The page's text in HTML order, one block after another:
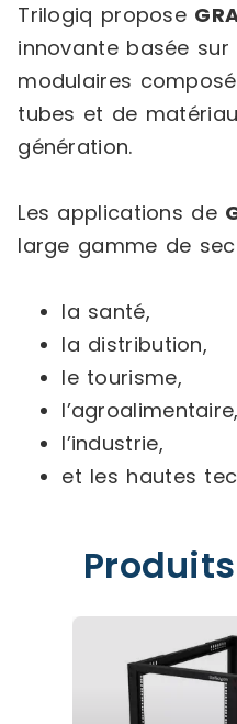
Trilogiq propose
innovante basée
modulaires
tubes et de
génération.
Les applications de
large gamme de
la santé,
la distribution,
le tourisme,
l’agroalimentaire,
l’industrie,
et les hautes